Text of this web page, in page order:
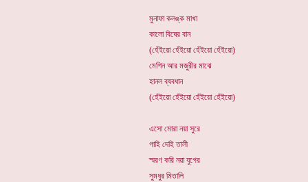
মুনাফা কলঙ্ক মাখা
কালো বিষের বান
(হেঁইয়ো হেঁইয়ো হেঁইয়ো হেঁইয়ো)
মেশিন আর মজুরীর মাঝে
হানল ব্যবধান
(হেঁইয়ো হেঁইয়ো হেঁইয়ো হেঁইয়ো)
এসো মোরা নয়া সুরে
গাহি দেহি তালী
স্মরণ করি নয়া যুগের
সুমধুর মিতালি